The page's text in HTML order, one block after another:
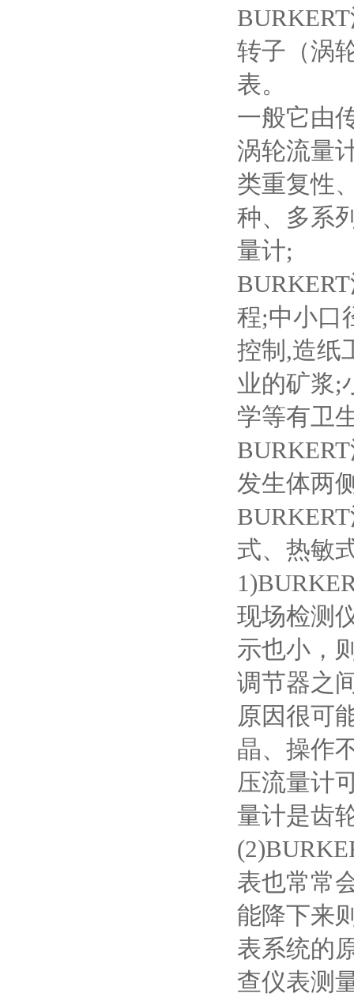
转子（涡
表。
一般它由
涡轮流量
类重复性
种、多系
量计;
程;中小口
控制,造纸
业的矿浆;
学等有卫
发生体两
式、热敏
现场检测
示也小，
调节器之
原因很可
晶、操作
压流量计
量计是齿
表也常常
能降下来
表系统的
查仪表测